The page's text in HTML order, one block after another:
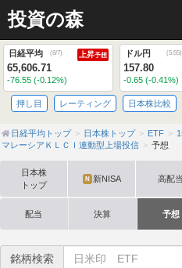
投資の森
日経平均 (8/7) 上昇予想
65,606.71
-76.55 (-0.12%)
ドル円 (5:55)
157.80
-0.65 (-0.41%)
押し目 レーティング 日本株比較
日経平均トップ 日本株トップ ETF
マレーシアＫＬＣＩ連動型上場投信
予想
日本株
トップ
N 新NISA 高配当
配当 決算 予想
銘柄検索